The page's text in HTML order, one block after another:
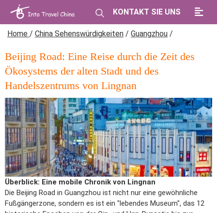
KONTAKT SIE UNS
Home / China Sehenswürdigkeiten / Guangzhou /
Beijing Road: Eine Reise durch die Zeit des
Ökosystems der alten Stadt und des
Handelszentrums von Lingnan
Überblick: Eine mobile Chronik von Lingnan
Die Beijing Road in Guangzhou ist nicht nur eine gewöhnliche
Fußgängerzone, sondern es ist ein "lebendes Museum", das 12